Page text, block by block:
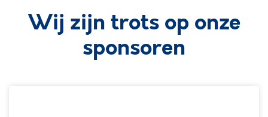
Wij zijn trots op onze
sponsoren